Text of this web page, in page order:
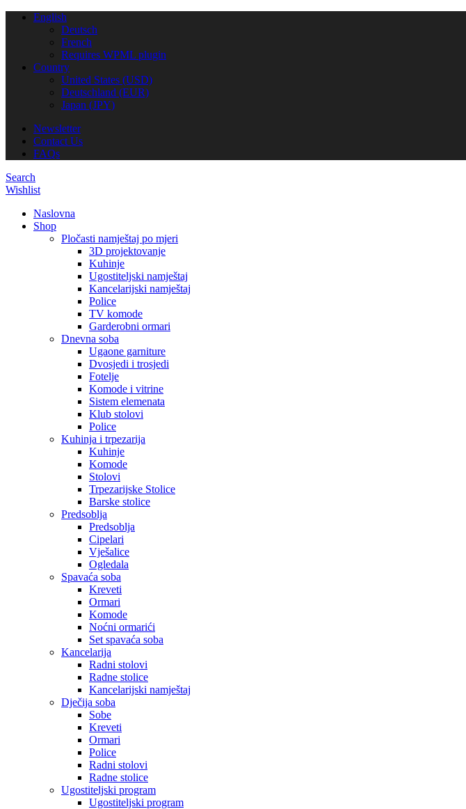
English
Deutsch
French
Requires WPML plugin
Country
United States (USD)
Deutschland (EUR)
Japan (JPY)
Newsletter
Contact Us
FAQs
Search
Wishlist
Naslovna
Shop
Pločasti namještaj po mjeri
3D projektovanje
Kuhinje
Ugostiteljski namještaj
Kancelarijski namještaj
Police
TV komode
Garderobni ormari
Dnevna soba
Ugaone garniture
Dvosjedi i trosjedi
Fotelje
Komode i vitrine
Sistem elemenata
Klub stolovi
Police
Kuhinja i trpezarija
Kuhinje
Komode
Stolovi
Trpezarijske Stolice
Barske stolice
Predsoblja
Predsoblja
Cipelari
Vješalice
Ogledala
Spavaća soba
Kreveti
Ormari
Komode
Noćni ormarići
Set spavaća soba
Kancelarija
Radni stolovi
Radne stolice
Kancelarijski namještaj
Dječija soba
Sobe
Kreveti
Ormari
Police
Radni stolovi
Radne stolice
Ugostiteljski program
Ugostiteljski program